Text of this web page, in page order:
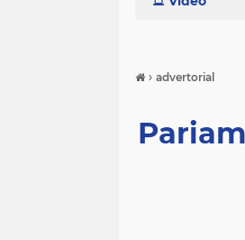
› advertorial